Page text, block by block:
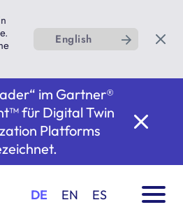
English
im Gartner®
für Digital Twin
Platforms
DE EN ES